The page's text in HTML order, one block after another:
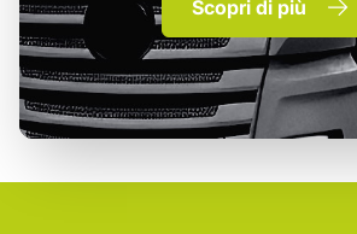
Scopri di più